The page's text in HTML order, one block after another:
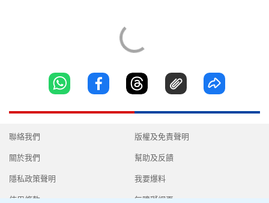
聯絡我們
關於我們
隱私政策聲明
使用條款
版權及免責聲明
幫助及反饋
我要爆料
無障礙網頁